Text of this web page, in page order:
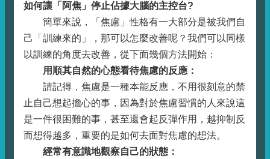
如何讓「阿焦」停止佔據大腦的主控台?
簡單來說，「焦慮」性格有一大部分是被我們自
己「訓練來的」，那可以怎麼改善呢？我們可以同樣
以訓練的角度去改善，從下面幾個方法開始：
用順其自然的心態看待焦慮的反應 ：
請記得，焦慮是一種本能反應，不用很刻意的禁
止自己想起擔心的事，因為對於焦慮習慣的人來說這
是一件很困難的事，甚至還會起反彈作用，越抑制反
而想得越多，重要的是如何去面對焦慮的想法。
經常有意識地觀察自己的狀態 ：